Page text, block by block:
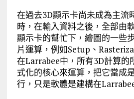
在過去3D顯示卡尚未成為主流
時，在輸入資料之後，全部由
顯示卡的幫忙下，繪圖的一些
片運算，例如Setup、
在Larrabee中，所有3D計算的
式化的核心來運算，把它當成
行，只是軟體是建構在